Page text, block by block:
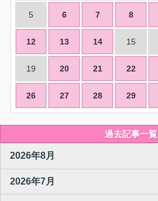
5 6 7 8
12 13 14 15
19 20 21 22
26 27 28 29
過去記事一覧
2026年8月
2026年7月